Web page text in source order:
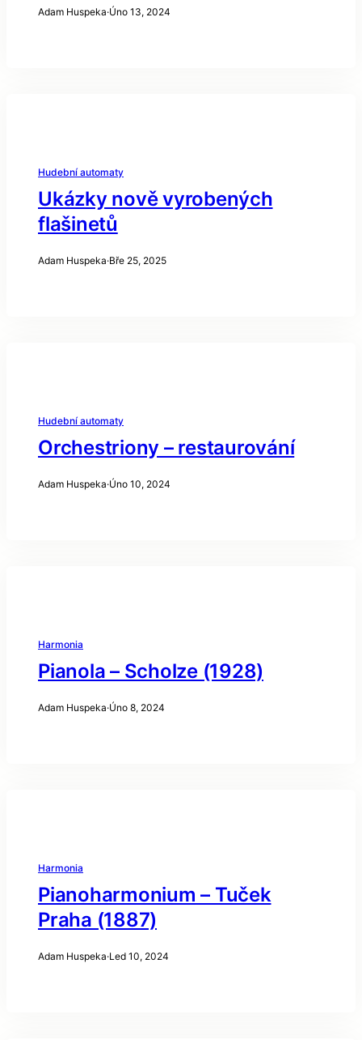
Adam Huspeka·Úno 13, 2024
Hudební automaty
Ukázky nově vyrobených
flašinetů
Adam Huspeka·Bře 25, 2025
Hudební automaty
Orchestriony – restaurování
Adam Huspeka·Úno 10, 2024
Harmonia
Pianola – Scholze (1928)
Adam Huspeka·Úno 8, 2024
Harmonia
Pianoharmonium – Tuček
Praha (1887)
Adam Huspeka·Led 10, 2024